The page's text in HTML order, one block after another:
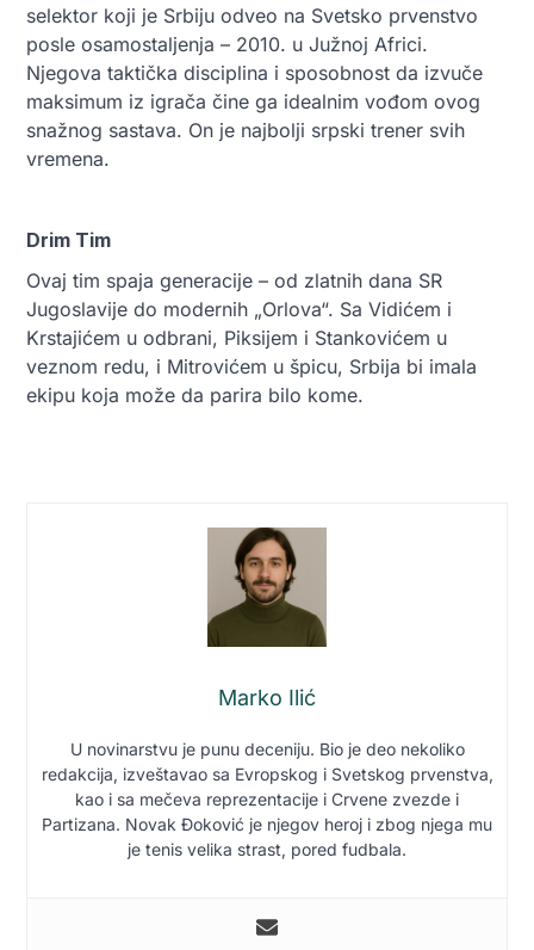
selektor koji je Srbiju odveo na Svetsko prvenstvo
posle osamostaljenja – 2010. u Južnoj Africi.
Njegova taktička disciplina i sposobnost da izvuče
maksimum iz igrača čine ga idealnim vođom ovog
snažnog sastava. On je najbolji srpski trener svih
vremena.
Drim Tim
Ovaj tim spaja generacije – od zlatnih dana SR
Jugoslavije do modernih „Orlova“. Sa Vidićem i
Krstajićem u odbrani, Piksijem i Stankovićem u
veznom redu, i Mitrovićem u špicu, Srbija bi imala
ekipu koja može da parira bilo kome.
Marko Ilić
U novinarstvu je punu deceniju. Bio je deo nekoliko
redakcija, izveštavao sa Evropskog i Svetskog prvenstva,
kao i sa mečeva reprezentacije i Crvene zvezde i
Partizana. Novak Đoković je njegov heroj i zbog njega mu
je tenis velika strast, pored fudbala.